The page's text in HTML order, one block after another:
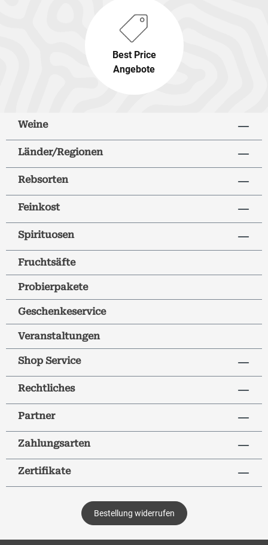
Best Price
Angebote
Weine
Länder/Regionen
Rebsorten
Feinkost
Spirituosen
Fruchtsäfte
Probierpakete
Geschenkeservice
Veranstaltungen
Shop Service
Rechtliches
Partner
Zahlungsarten
Zertifikate
Bestellung widerrufen